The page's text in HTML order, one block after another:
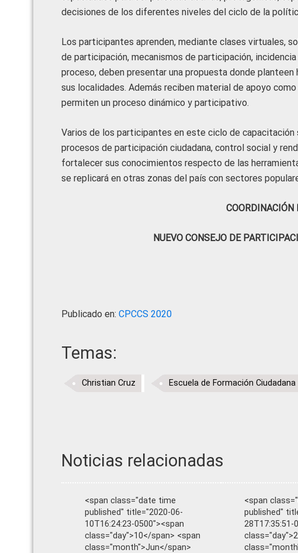
decisiones de los diferentes niveles del ciclo de la
Los participantes aprenden, mediante clases virtuales,
de participación, mecanismos de participación,
proceso, deben presentar una propuesta donde
sus localidades. Además reciben material de apoyo
permiten un proceso dinámico y participativo.
Varios de los participantes en este ciclo de
procesos de participación ciudadana, control social y
fortalecer sus conocimientos respecto de las
se replicará en otras zonas del país con sectores
COORDINACIÓN
NUEVO CONSEJO DE
Publicado en: CPCCS 2020
Temas:
Christian Cruz Escuela de Formación Ciudadana
Noticias relacionadas
<span class="date time
published" title="2020-06-
10T16:24:23-0500"><span
class="day">10</span> <span
class="month">Jun</span>
<span
published"
28T17:35:51-